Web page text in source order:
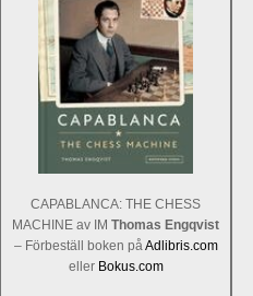
CAPABLANCA: THE CHESS
MACHINE av IM Thomas Engqvist
– Förbeställ boken påAdlibris.com
eller Bokus.com